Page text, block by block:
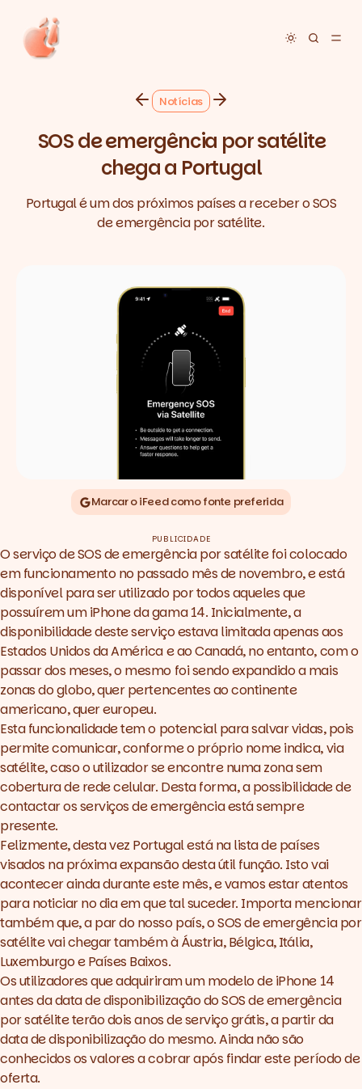
Toggle
Notícias
SOS de emergência por satélite
chega a Portugal
Portugal é um dos próximos países a receber o SOS
de emergência por satélite.
Marcar o iFeed como fonte preferida
PUBLICIDADE
O serviço de SOS de emergência por satélite foi colocado
em funcionamento no passado mês de novembro, e está
disponível para ser utilizado por todos aqueles que
possuírem um iPhone da gama 14. Inicialmente, a
disponibilidade deste serviço estava limitada apenas aos
Estados Unidos da América e ao Canadá, no entanto, com o
passar dos meses, o mesmo foi sendo expandido a mais
zonas do globo, quer pertencentes ao continente
americano, quereuropeu.
Esta funcionalidade tem o potencial para salvar vidas, pois
permite comunicar, conforme o próprio nome indica, via
satélite, caso o utilizador se encontre numa zona sem
cobertura de rede celular. Desta forma, a possibilidade de
contactar os serviços de emergência está sempre
presente.
Felizmente, desta vez Portugal está na lista de países
visados na próxima expansão desta útil função. Isto vai
acontecer ainda durante este mês, e vamos estar atentos
para noticiar no dia em que tal suceder. Importa mencionar
também que, a par do nosso país, o SOS de emergência por
satélite vai chegar também à Áustria, Bélgica, Itália,
Luxemburgo e Países Baixos.
Os utilizadores que adquiriram um modelo de iPhone 14
antes da data de disponibilização do SOS de emergência
por satélite terão dois anos de serviço grátis, a partir da
data de disponibilização do mesmo. Ainda não são
conhecidos os valores a cobrar após findar este período de
oferta.